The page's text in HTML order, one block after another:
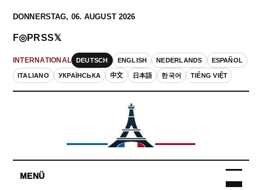
DONNERSTAG, 06. AUGUST 2026
INTERNATIONAL DEUTSCH ENGLISH NEDERLANDS ESPAÑOL
ITALIANO УКРАЇНСЬКА 中文 日本語 한국어 TIẾNG VIỆT
F◎PRSS𝕏
MENÜ